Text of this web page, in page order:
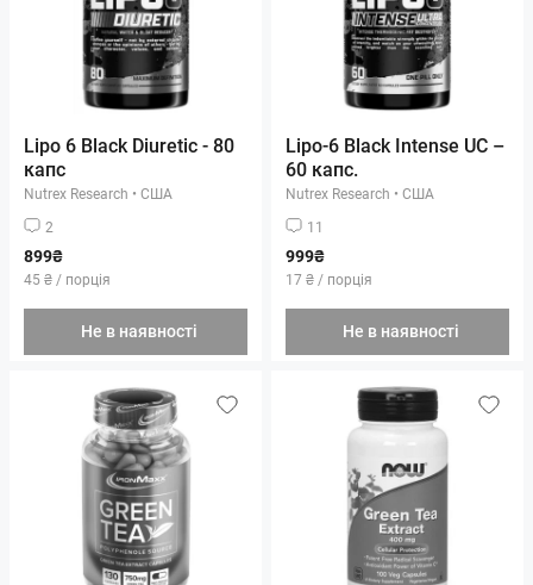
Lipo 6 Black Diuretic - 80
капс
Nutrex Research • США
2
899₴
45 ₴ / порція
Не в наявності
Lipo-6 Black Intense UC –
60 капс.
Nutrex Research • США
11
999₴
17 ₴ / порція
Не в наявності